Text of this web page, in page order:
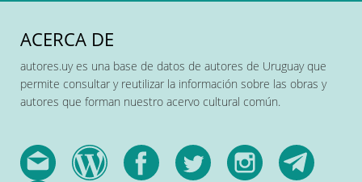
ACERCA DE
autores.uy es una base de datos de autores de Uruguay que
permite consultar y reutilizar la información sobre las obras y
autores que forman nuestro acervo cultural común.